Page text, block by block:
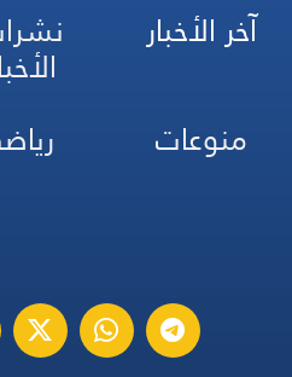
آخر الأخبار
منوعات